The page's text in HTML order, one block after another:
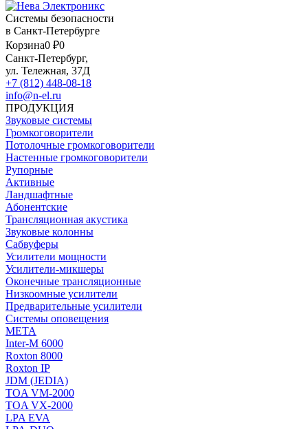
Системы безопасности
в Санкт-Петербурге
Корзина0 ₽0
Санкт-Петербург,
ул. Тележная, 37Д
+7 (812) 448-08-18
info@n-el.ru
ПРОДУКЦИЯ
Звуковые системы
Громкоговорители
Потолочные громкоговорители
Настенные громкоговорители
Рупорные
Активные
Ландшафтные
Абонентские
Трансляционная акустика
Звуковые колонны
Сабвуферы
Усилители мощности
Усилители-микшеры
Оконечные трансляционные
Низкоомные усилители
Предварительные усилители
Системы оповещения
МЕТА
Inter-M 6000
Roxton 8000
Roxton IP
JDM (JEDIA)
TOA VM-2000
TOA VX-2000
LPA EVA